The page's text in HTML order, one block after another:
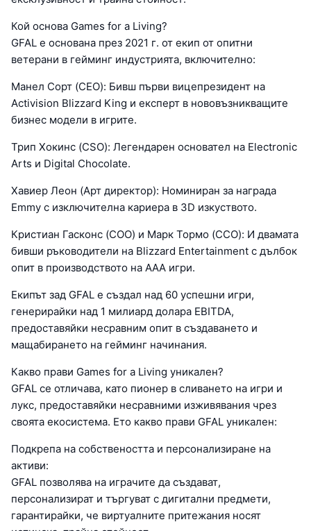
Кой основа Games for a Living?
GFAL е основана през 2021 г. от екип от опитни
ветерани в гейминг индустрията, включително:
Манел Сорт (CEO): Бивш първи вицепрезидент на
Activision Blizzard King и експерт в нововъзникващите
бизнес модели в игрите.
Трип Хокинс (CSO): Легендарен основател на Electronic
Arts и Digital Chocolate.
Хавиер Леон (Арт директор): Номиниран за награда
Emmy с изключителна кариера в 3D изкуството.
Кристиан Гасконс (COO) и Марк Тормо (CCO): И двамата
бивши ръководители на Blizzard Entertainment с дълбок
опит в производството на AAA игри.
Екипът зад GFAL е създал над 60 успешни игри,
генерирайки над 1 милиард долара EBITDA,
предоставяйки несравним опит в създаването и
мащабирането на гейминг начинания.
Какво прави Games for a Living уникален?
GFAL се отличава, като пионер в сливането на игри и
лукс, предоставяйки несравними изживявания чрез
своята екосистема. Ето какво прави GFAL уникален:
Подкрепа на собствеността и персонализиране на
активи:
GFAL позволява на играчите да създават,
персонализират и търгуват с дигитални предмети,
гарантирайки, че виртуалните притежания носят